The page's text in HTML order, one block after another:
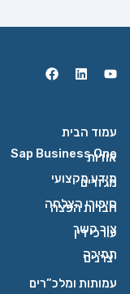
עמוד הבית
אודות
מגזרים
חברות הפצה
עורכי דין
יצרנים
עמותות ומלכ”רים
Sap Business One
מידע מקצועי
סיפורי הצלחה
צור קשר
תמיכה